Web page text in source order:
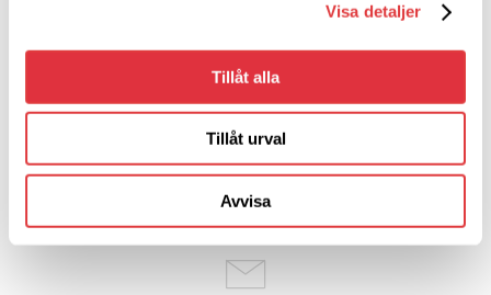
Visa detaljer
Tillåt alla
Tillåt urval
Avvisa
Fridhemsvägen 8
372 25 Ronneby